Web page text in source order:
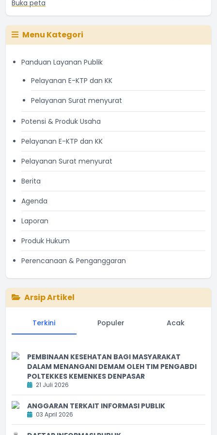
Buka peta
Menu Kategori
Panduan Layanan Publik
Pelayanan E-KTP dan KK
Pelayanan Surat menyurat
Potensi & Produk Usaha
Pelayanan E-KTP dan KK
Pelayanan Surat menyurat
Berita
Agenda
Laporan
Produk Hukum
Perencanaan & Penganggaran
Arsip Artikel
Terkini Populer Acak
PEMBINAAN KESEHATAN BAGI MASYARAKAT
DALAM MENANGANI DEMAM OLEH TIM PENGABDI
POLTEKKES KEMENKES DENPASAR
21 Juli 2026
ANGGARAN TERKAIT INFORMASI PUBLIK
03 April 2026